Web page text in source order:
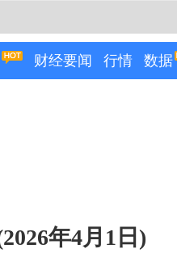
财经要闻 行情 数据
年4月1日)